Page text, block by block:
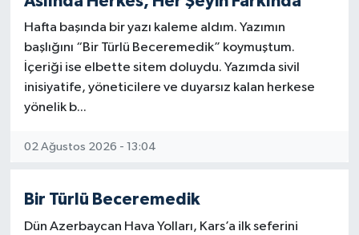
İran, “Bana hangi ülkeden saldırı olursa
karşılık vereceğim.” demişti.
Şimdi karşılık verince ciyaklamalar duyulmaya
başlandı.
Irak, Katar, Ürdün, Kuveyt, Suudi Arabistan,
seyredecek, öyle mi?
değil, ABD’nin toprağıdır.
Hafta başında bir yazı kaleme aldım. Yazımın
başlığını “Bir Türlü Beceremedik” koymuştum.
İçeriği ise elbette sitem doluydu. Yazımda sivil
inisiyatife, yöneticilere ve duyarsız kalan herkese
yönelik b...
02 Ağustos 2026 - 13:04
Bir Türlü Beceremedik
Dün Azerbaycan Hava Yolları, Kars’a ilk seferini